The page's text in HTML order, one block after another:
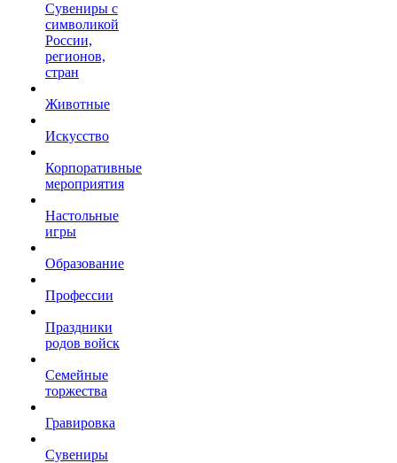
Сувениры с
символикой
России,
регионов,
стран
Животные
Искусство
Корпоративные
мероприятия
Настольные
игры
Образование
Профессии
Праздники
родов войск
Семейные
торжества
Гравировка
Сувениры